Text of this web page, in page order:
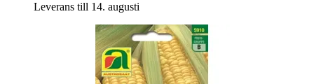
Leverans till 14. augusti